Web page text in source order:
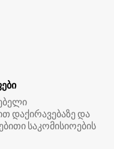
დაქირავებაზე და
საკომისიოების